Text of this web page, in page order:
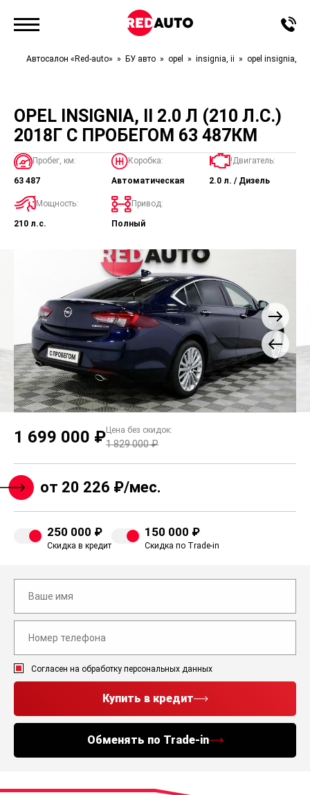
Автосалон «Red-auto» БУ авто opel insignia, ii opel insignia, ii
OPEL INSIGNIA, II 2.0 Л (210 Л.С.)
2018Г С ПРОБЕГОМ 63 487КМ
Пробег, км:
63 487
Коробка:
Автоматическая
!Двигатель:
2.0 л. / Дизель
Мощность:
210 л.с.
Привод:
Полный
1 699 000 ₽Цена без скидок:
1 829 000 ₽
от 20 226 ₽/мес.
250 000 ₽
Скидка в кредит
150 000 ₽
Скидка по Trade-in
Согласен на обработку персональных данных
Купить в кредит
Обменять по Trade-in